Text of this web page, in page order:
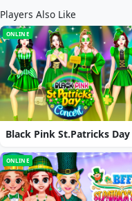
Players Also Like
ONLINE
ONLINE